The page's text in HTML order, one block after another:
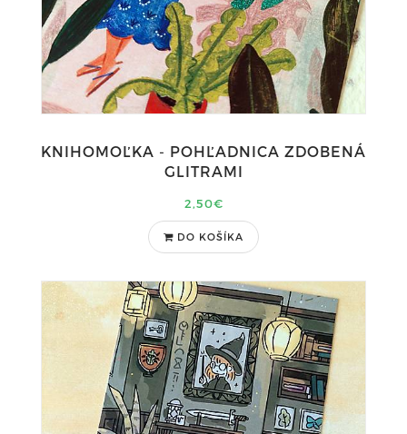
KNIHOMOĽKA - POHĽADNICA ZDOBENÁ
GLITRAMI
2,50€
DO KOŠÍKA